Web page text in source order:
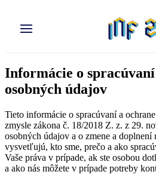
obsah
Informácie o
osobných údajov
Tieto informácie o spracúvaní a
zmysle zákona č. 18/2018 Z. z. z 29.
osobných údajov a o zmene a
vysvetľujú, kto sme, prečo a ako
Vaše práva v prípade, ak ste osobou
a ako nás môžete v prípade potreby